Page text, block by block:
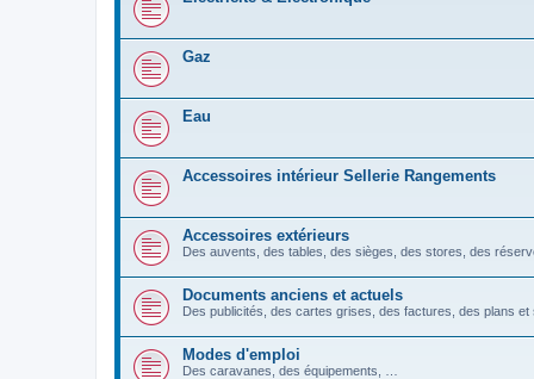
Gaz
Eau
Accessoires intérieur Sellerie Rangements
Accessoires extérieurs
Des auvents, des tables, des sièges, des stores, des
Documents anciens et actuels
Des publicités, des cartes grises, des factures, des plans et
Modes d'emploi
Des caravanes, des équipements, …